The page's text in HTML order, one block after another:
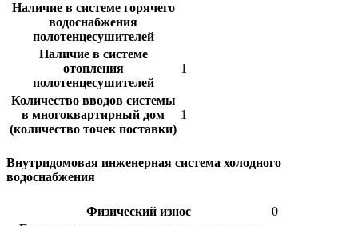
Наличие в системе горячего
водоснабжения
полотенцесушителей
Наличие в системе
отопления
полотенцесушителей
1
Количество вводов системы
в многоквартирный дом
(количество точек поставки)
1
Внутридомовая инженерная система холодного
водоснабжения
Физический износ
0